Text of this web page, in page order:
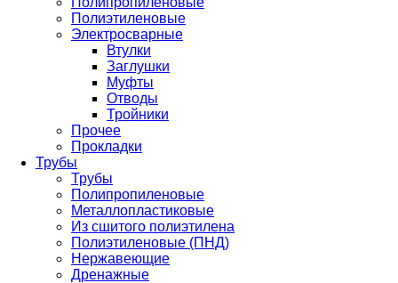
Полиэтиленовые
Электросварные
Втулки
Заглушки
Муфты
Отводы
Тройники
Прочее
Прокладки
Трубы
Трубы
Полипропиленовые
Металлопластиковые
Из сшитого полиэтилена
Полиэтиленовые (ПНД)
Нержавеющие
Дренажные